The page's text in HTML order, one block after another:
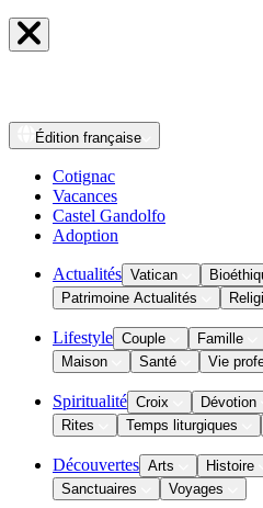
Édition française
Cotignac
Vacances
Castel Gandolfo
Adoption
Actualités Vatican
Patrimoine Actualités
Lifestyle Couple Famille
Maison
Santé Vie
Spiritualité Croix Dévotion
Rites
Temps liturgiques
Découvertes Arts Histoire
Sanctuaires
Voyages